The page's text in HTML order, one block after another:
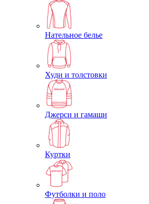
Нательное белье
Худи и толстовки
Джерси и гамаши
Куртки
Футболки и поло